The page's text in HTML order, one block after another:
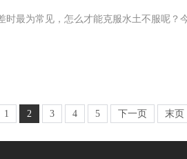
最为常见，怎么才能克服水土不服呢？
1 2 3 4 5 下一页 末页